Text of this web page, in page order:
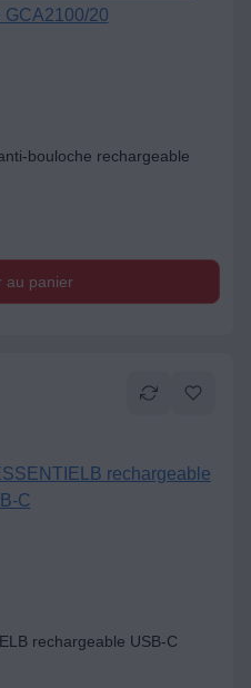
bouloche rechargeable
panier
rechargeable USB-C